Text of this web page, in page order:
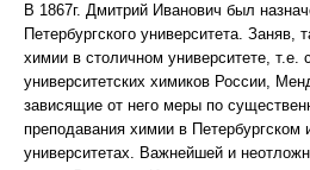
В 1867г. Дмитрий Иванович был
Петербургского университета. Заняв,
химии в столичном университете, т.е.
университетских химиков России,
зависящие от него меры по
преподавания химии в Петербургском
университетах. Важнейшей и